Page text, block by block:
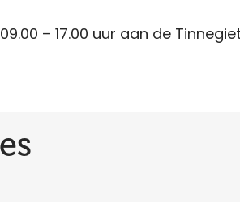
– 17.00 uur aan de